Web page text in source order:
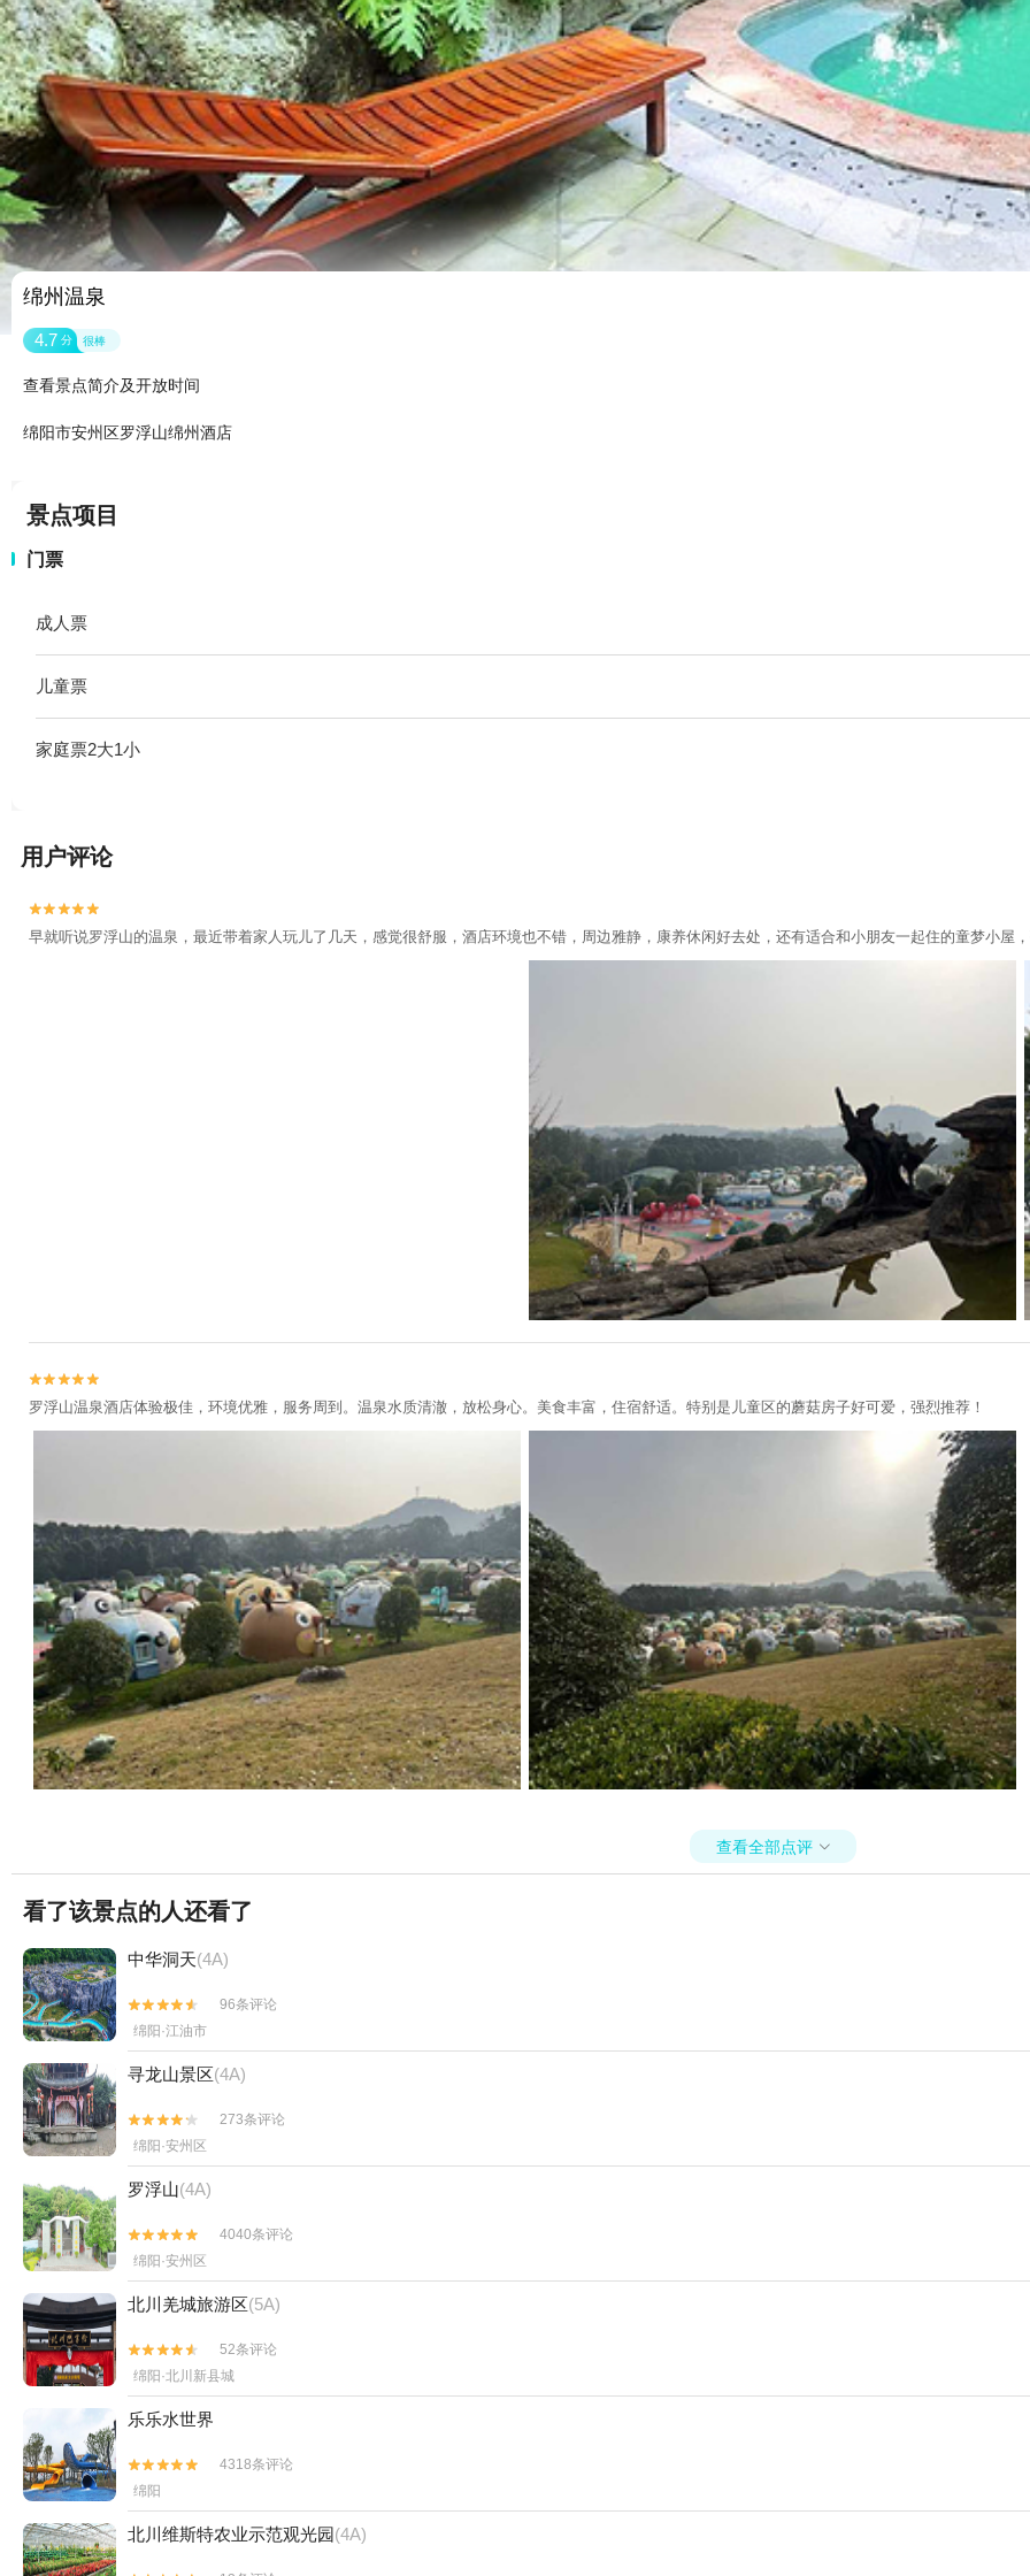
绵州温泉
4.7 分 很棒
查看景点简介及开放时间
绵阳市安州区罗浮山绵州酒店
景点项目
门票
成人票
儿童票
家庭票2大1小
用户评论


早就听说罗浮山的温泉，最近带着家人玩儿了几天，感觉很舒服，酒店环境也不错，周边雅静，康养休闲好去处，还有适合和小朋友一起住的童梦小屋


罗浮山温泉酒店体验极佳，环境优雅，服务周到。温泉水质清澈，放松身心。美食丰富，住宿舒适。特别是儿童区的蘑菇房子好可爱，强烈推荐！
查看全部点评 
看了该景点的人还看了
中华洞天(4A)


96条评论
绵阳·江油市
寻龙山景区(4A)


273条评论
绵阳·安州区
罗浮山(4A)


4040条评论
绵阳·安州区
北川羌城旅游区(5A)


52条评论
绵阳·北川新县城
乐乐水世界


4318条评论
绵阳
北川维斯特农业示范观光园(4A)